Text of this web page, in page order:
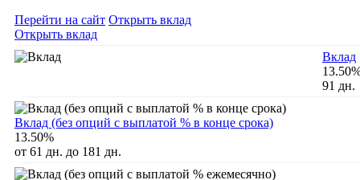
Перейти на сайт Открыть вклад
Открыть вклад
Вклад
91 дн.
Вклад (без опций с выплатой % в конце срока)
13.50%
от 61 дн. до 181 дн.